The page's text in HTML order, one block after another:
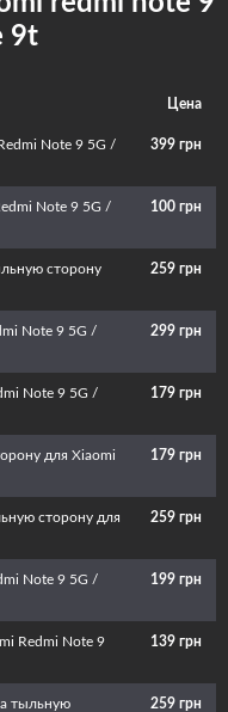
сторону для Xiaomi Redmi
его
и необычный аксессуар
9t
Цена
Note 9 5G /
399 грн
Note 9 5G /
100 грн
сторону
259 грн
Note 9 5G /
299 грн
Note 9 5G /
179 грн
для Xiaomi
179 грн
сторону для
259 грн
Note 9 5G /
199 грн
Redmi Note 9
139 грн
тыльную
259 грн